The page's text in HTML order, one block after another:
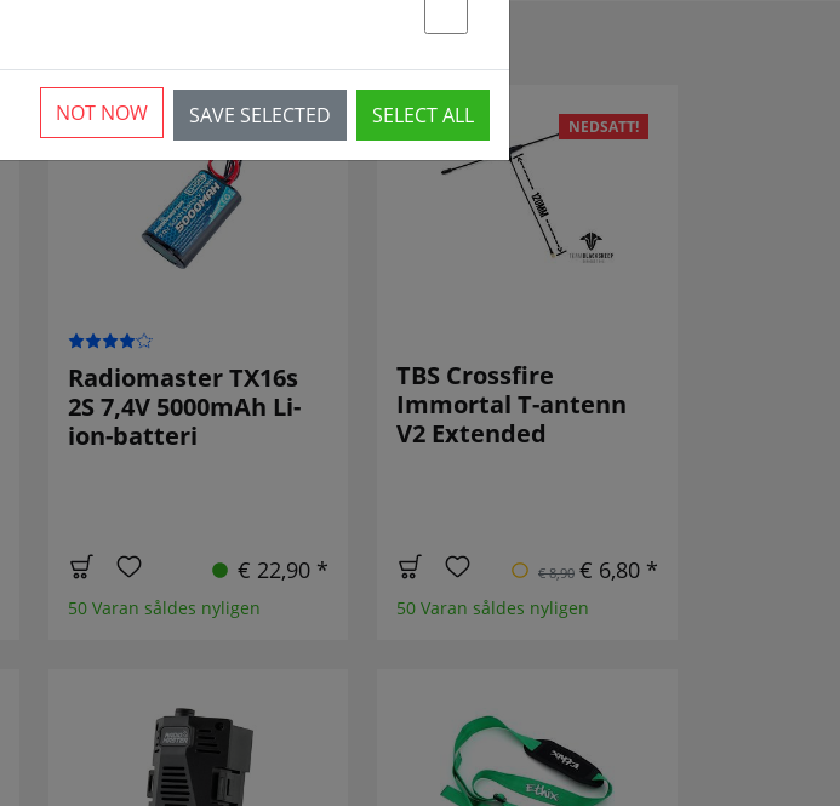
Radiomaster TX16s
2S 7,4V 5000mAh Li-
ion-batteri
€ 22,90 *
50 Varan såldes nyligen
NEDSATT!
TBS Crossfire
Immortal T-antenn
V2 Extended
€ 8,90 € 6,80 *
50 Varan såldes nyligen
SAVE SELECTED SELECT ALL
NOT NOW